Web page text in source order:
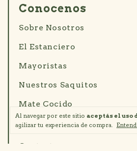
Al navegar por este sitio aceptás el uso
agilizar tu experiencia de compra.
Conocenos
Sobre Nosotros
El Estanciero
Mayoristas
Nuestros Saquitos
Mate Cocido
Ayuda
Contacto